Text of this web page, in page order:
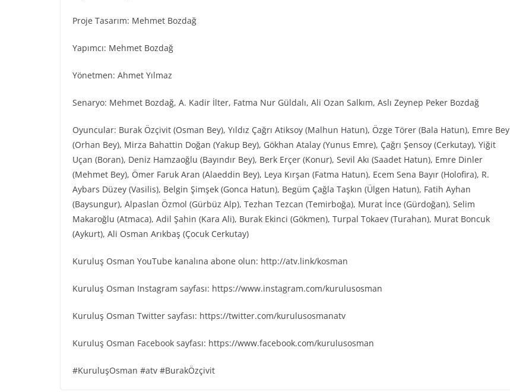
Proje Tasarım: Mehmet Bozdağ
Yapımcı: Mehmet Bozdağ
Yönetmen: Ahmet Yılmaz
Senaryo: Mehmet Bozdağ, A. Kadir İlter, Fatma Nur Güldalı, Ali Ozan Salkım, Aslı Zeynep Peker Bozdağ
Oyuncular: Burak Özçivit (Osman Bey), Yıldız Çağrı Atiksoy (Malhun Hatun), Özge Törer (Bala Hatun), Emre Bey
(Orhan Bey), Mirza Bahattin Doğan (Yakup Bey), Gökhan Atalay (Yunus Emre), Çağrı Şensoy (Cerkutay), Yiğit
Uçan (Boran), Deniz Hamzaoğlu (Bayındır Bey), Berk Erçer (Konur), Sevil Akı (Saadet Hatun), Emre Dinler
(Mehmet Bey), Ömer Faruk Aran (Alaeddin Bey), Leya Kırşan (Fatma Hatun), Ecem Sena Bayır (Holofira), R.
Aybars Düzey (Vasilis), Belgin Şimşek (Gonca Hatun), Begüm Çağla Taşkın (Ülgen Hatun), Fatih Ayhan
(Baysungur), Alpaslan Özmol (Gürbüz Alp), Tezhan Tezcan (Temirboğa), Murat İnce (Gürdoğan), Selim
Makaroğlu (Atmaca), Adil Şahin (Kara Ali), Burak Ekinci (Gökmen), Turpal Tokaev (Turahan), Murat Boncuk
(Aykurt), Ali Osman Arıkbaş (Çocuk Cerkutay)
Kuruluş Osman YouTube kanalına abone olun: http://atv.link/kosman
Kuruluş Osman Instagram sayfası: https://www.instagram.com/kurulusosman
Kuruluş Osman Twitter sayfası: https://twitter.com/kurulusosmanatv
Kuruluş Osman Facebook sayfası: https://www.facebook.com/kurulusosman
#KuruluşOsman #atv #BurakÖzçivit